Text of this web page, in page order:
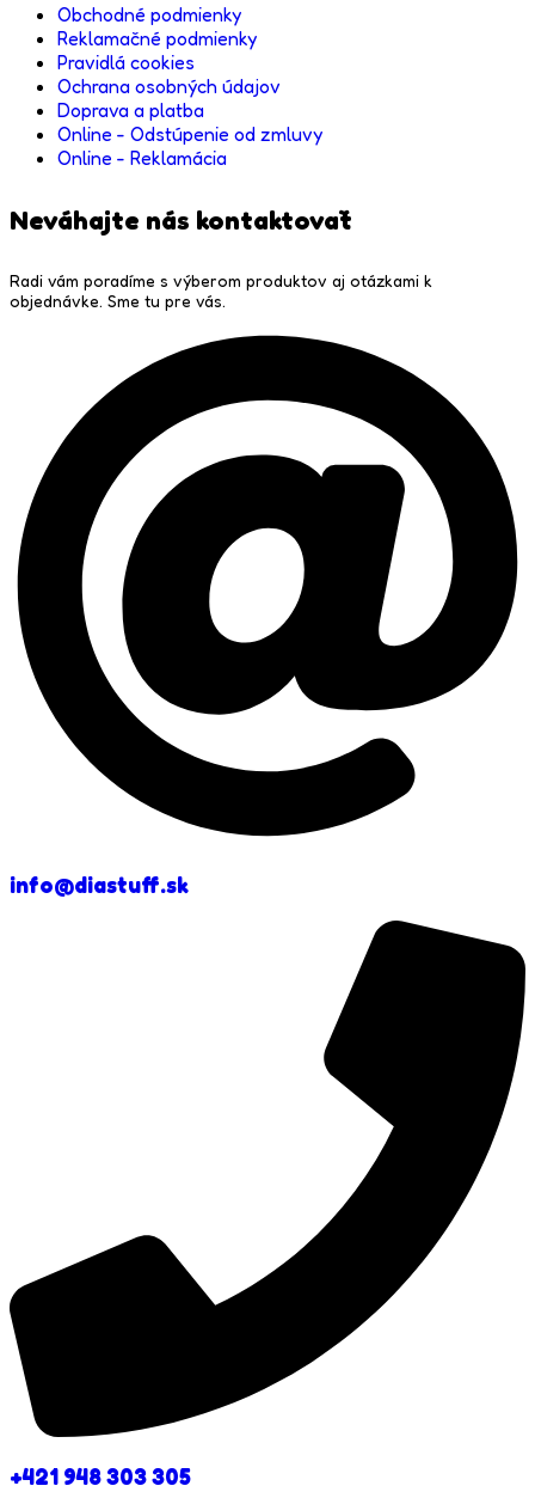
Obchodné podmienky
Reklamačné podmienky
Pravidlá cookies
Ochrana osobných údajov
Doprava a platba
Online - Odstúpenie od zmluvy
Online - Reklamácia
Neváhajte nás kontaktovať
Radi vám poradíme s výberom produktov aj otázkami k
objednávke. Sme tu pre vás.
info@diastuff.sk
+421 948 303 305